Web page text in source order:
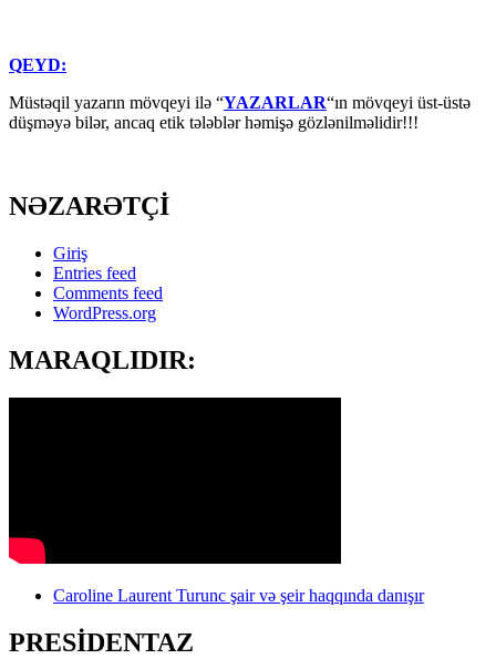
QEYD:
Müstəqil yazarın mövqeyi ilə “YAZARLAR“ın mövqeyi üst-üstə
düşməyə bilər, ancaq etik tələblər həmişə gözlənilməlidir!!!
NƏZARƏTÇİ
Giriş
Entries feed
Comments feed
WordPress.org
MARAQLIDIR:
Caroline Laurent Turunc şair və şeir haqqında danışır
PRESİDENTAZ